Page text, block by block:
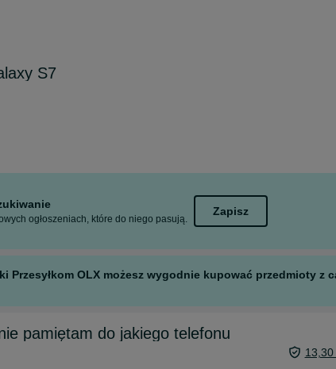
S7
ogłoszeniach, które do niego pasują.
Zapisz
OLX możesz wygodnie kupować przedmioty z
pamiętam do jakiego telefonu
13,30